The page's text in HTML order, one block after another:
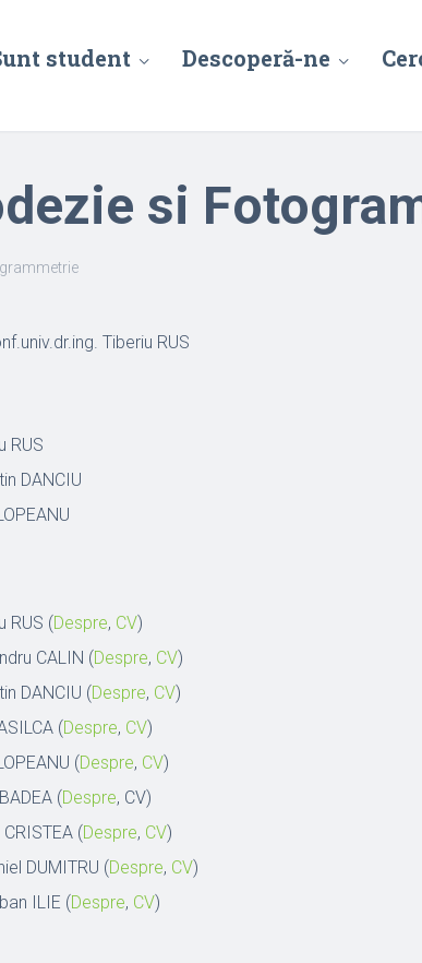
student Descoperă-ne
si
Tiberiu RUS
RUS
DANCIU
RUS (Despre, CV)
CALIN (Despre, CV)
DANCIU (Despre, CV)
(Despre, CV)
(Despre, CV)
(Despre, CV)
(Despre, CV)
DUMITRU (Despre, CV)
ILIE (Despre, CV)